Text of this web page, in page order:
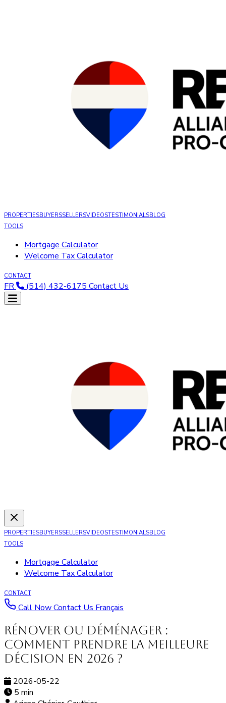
PROPERTIESBUYERSSELLERSVIDEOSTESTIMONIALSBLOG
TOOLS
Mortgage Calculator
Welcome Tax Calculator
CONTACT
FR (514) 432-6175 Contact Us
PROPERTIESBUYERSSELLERSVIDEOSTESTIMONIALSBLOG
TOOLS
Mortgage Calculator
Welcome Tax Calculator
CONTACT
Call NowContact Us Français
Rénover ou déménager :
comment prendre la meilleure
décision en 2026 ?
2026-05-22
5 min